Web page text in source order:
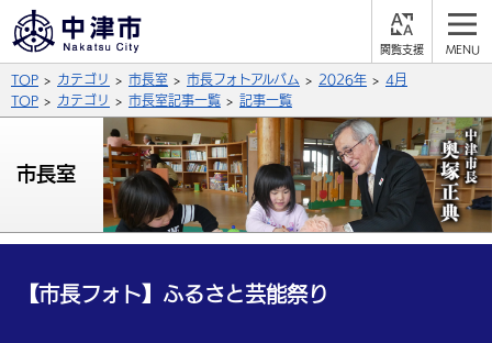
支
背景色
青 白
文字の大きさ
拡大 標準 縮小
公式SNS
X (Twitter) YouTube
サイト内検索
総合メニュー
TOP カテゴリ 市長室 市長フォトアルバム 2026年
4月
TOP
カテゴリ 市長室記事一覧 記事一覧
市長室
【市長フォト】ふるさと芸能祭り